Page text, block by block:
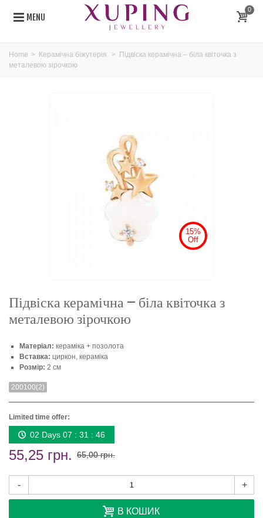
MENU
0
Home > Керамічна біжутерія > Підвіска керамічна – біла квіточка з
металевою зірочкою
15%
Off
Підвіска керамічна – біла квіточка з
металевою зірочкою
Матеріал: кераміка + позолота
Вставка: циркон, кераміка
Розмір: 2 см
200100(2)
Limited time offer:
02 Days 07 : 31 : 46
55,25 грн. 65,00 грн.
- +
В КОШИК